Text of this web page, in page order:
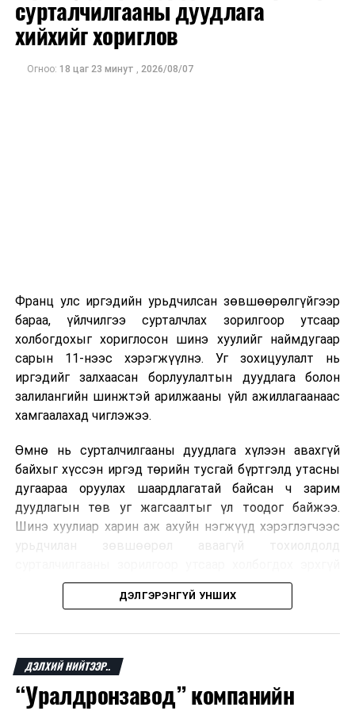
илэрхийлж байгаа юм.
Олон улсын парламентын өдрийг тохиолдуулан
сурталчилгааны дуудлага
хийхийг хориглов
Огноо: 18 цаг 23 минут 2026/08/07
Франц улс иргэдийн урьдчилсан зөвшөөрөлгүйгээр
бараа, үйлчилгээ сурталчлах зорилгоор утсаар
холбогдохыг хориглосон шинэ хуулийг наймдугаар
сарын 11-нээс хэрэгжүүлнэ. Уг зохицуулалт нь
иргэдийг залхаасан борлуулалтын дуудлага болон
залилангийн шинжтэй арилжааны үйл ажиллагаанаас
хамгаалахад чиглэжээ.
Өмнө нь сурталчилгааны дуудлага хүлээн авахгүй
байхыг хүссэн иргэд төрийн тусгай бүртгэлд утасны
дугаараа оруулах шаардлагатай байсан ч зарим
дуудлагын төв уг жагсаалтыг үл тоодог байжээ.
Шинэ хуулиар харин аж ахуйн нэгжүүд хэрэглэгчээс
урьдчилан зөвшөөрөл аваагүй тохиолдолд
болно. Иргэн өгсөн зөвшөөрлөө хүссэн үедээ цуцлах
Францын эрх баригчдын тооцоолсноор тус улсын
иргэдийн дөрөвний гурав орчим нь долоо хоног бүр
дор хаяж нэг удаа хүсээгүй сурталчилгааны дуудлага
хүлээн авдаг бөгөөд олон хүн үүнээс ч олон
ДЭЛГЭРЭНГҮЙ УНШИХ
ДЭЛХИЙ НИЙТЭЭР..
“Уралдронзавод” компанийн